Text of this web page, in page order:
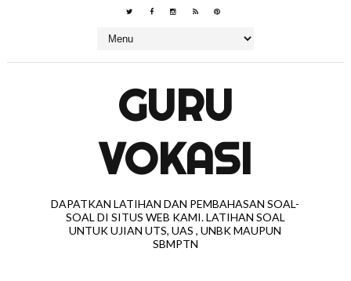
GURU
VOKASI
DAPATKAN LATIHAN DAN PEMBAHASAN SOAL-
SOAL DI SITUS WEB KAMI. LATIHAN SOAL
UNTUK UJIAN UTS, UAS , UNBK MAUPUN
SBMPTN